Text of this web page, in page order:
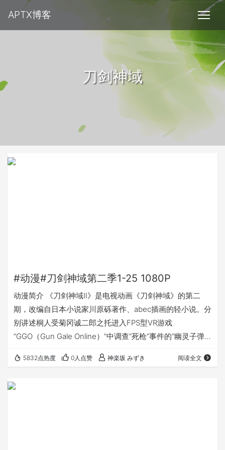
APTX博客
刀剑神域
#动漫#刀剑神域第二季1-25 1080P
动漫简介 《刀剑神域Ⅱ》是电视动画《刀剑神域》的第二
期，改编自日本小说家川原砾著作、abec插画的轻小说。分
别讲述桐人受菊冈诚二郎之托进入FPS型VR游戏
“GGO（Gun Gale Online）”中调查“死枪”事件的“幽灵子弹
攻略传说级武器圣剑的“圣剑篇”以及亚丝娜在ALO中与“绝剑”
母圣咏篇”三个部分。 小说是挺好看的== 字幕组：诸神字幕
5832点热度 0人点赞 神楽坂 みずき 阅读全文